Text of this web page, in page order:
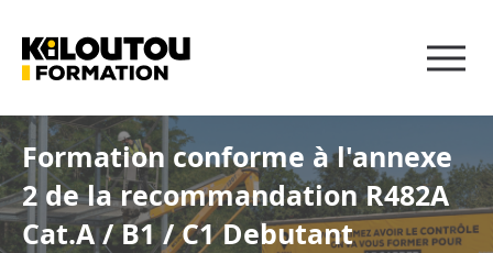
Formation conforme à l'annexe
2 de la recommandation R482A
Cat.A / B1 / C1 Debutant